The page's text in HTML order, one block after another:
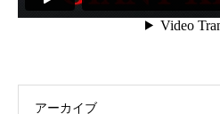
アーカイブ